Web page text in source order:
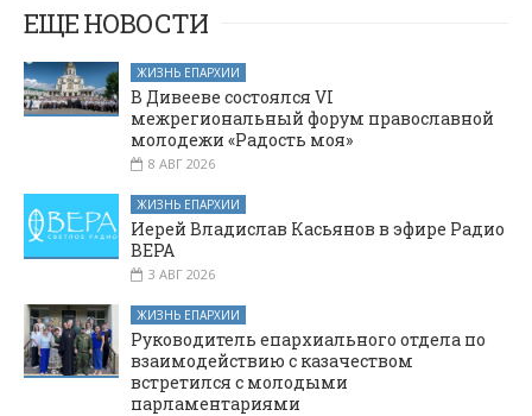
солдату"
народного
единства
ЕЩЕ НОВОСТИ
ЖИЗНЬ ЕПАРХИИ
В Дивееве состоялся VI
межрегиональный форум православной
молодежи «Радость моя»
8 АВГ 2026
ЖИЗНЬ ЕПАРХИИ
Иерей Владислав Касьянов в эфире Радио
ВЕРА
3 АВГ 2026
ЖИЗНЬ ЕПАРХИИ
Руководитель епархиального отдела по
взаимодействию с казачеством
встретился с молодыми
парламентариями